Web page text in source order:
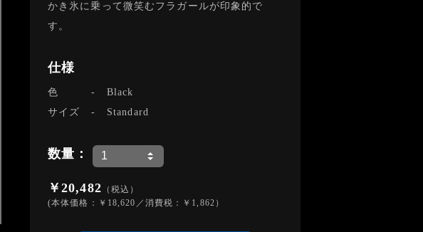
かき氷に乗って微笑むフラガールが印象的で
す。
仕様
色 - Black
サイズ
- Standard
数量：
￥20,482 （税込）
(本体価格：￥18,620／消費税：￥1,862）